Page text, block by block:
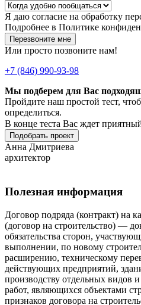
Я даю согласие на обработку
Подробнее в Политике
Перезвоните мне
Или просто позвоните нам!
+7 (846) 990-93-98
Мы подберем для Вас
Пройдите наш простой тест,
определиться.
В конце теста Вас ждет
Подобрать проект
Анна Дмитриева
архитектор
Полезная информация
Договор подряда (контракт) на
(договор на строительство) —
обязательства сторон,
выполнении, по новому
расширению, техническому
действующих предприятий,
производству отдельных видов
работ, являющихся объектами
признаков договора на